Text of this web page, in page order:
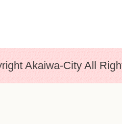
Akaiwa-City All